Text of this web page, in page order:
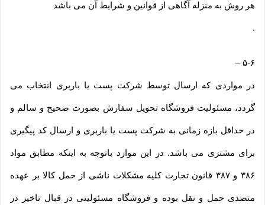
هر روش به منزله آگاهی از قوانین و شرایط آن می باشد
.
۵-۶–
در مواردی که ارسال توسط شرکت پست یا باربری انتخاب می
گردد، مسئولیت فروشگاه تحویل سفارش بصورت صحیح و سالم و
در حداقل بازه زمانی به شرکت پست یا باربری و ارسال کد پیگیری
برای مشتری می باشد. در این موارد باتوجه به اینکه مطابق مواد
۳۸۶ و ۳۸۷ قانون تجارت کلیه مشکلات ناشی از حمل کالا بر عهده
متصدی حمل و نقل بوده و فروشگاه مسئولیتی در قبال تاخیر در